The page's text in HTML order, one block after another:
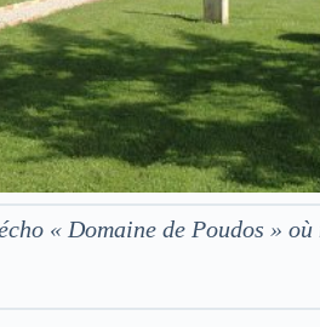
« Domaine de Poudos »